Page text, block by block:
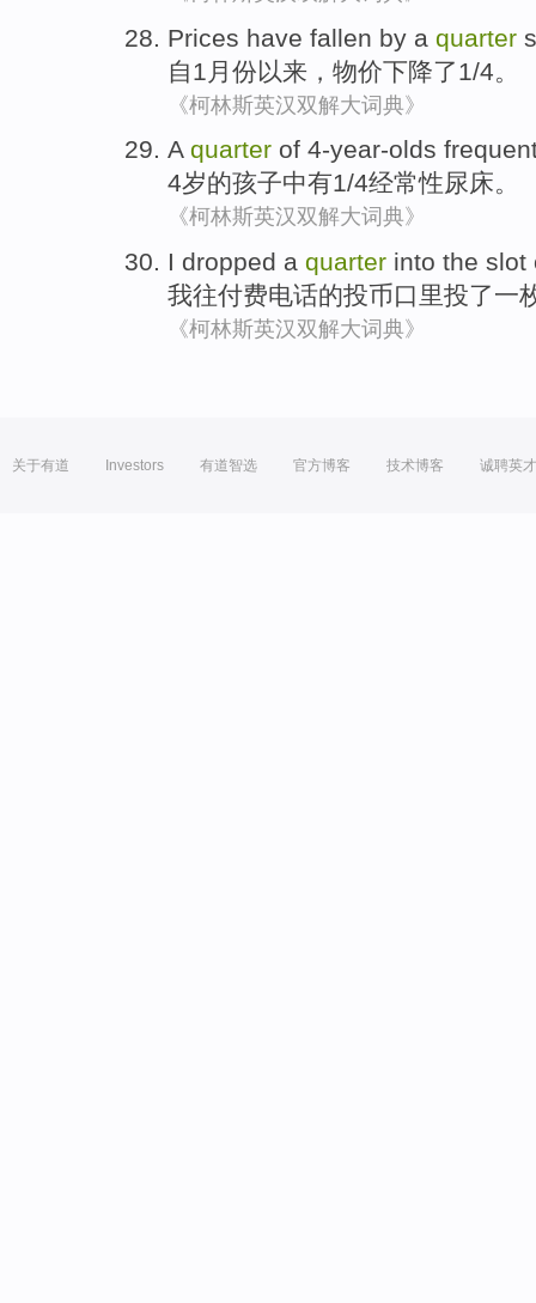
Prices have fallen by a quarter
自 1月份以来， 物价下降了1/4。
《柯林斯英汉双解大词典》
A quarter of 4-year-olds
4岁的孩子中有1/4经常性尿床。
《柯林斯英汉双解大词典》
I dropped a quarter into the slot
我往付费电话的投币口里投了一
《柯林斯英汉双解大词典》
关于有道 Investors 有道智选 官方博客 技术博客 诚聘英才